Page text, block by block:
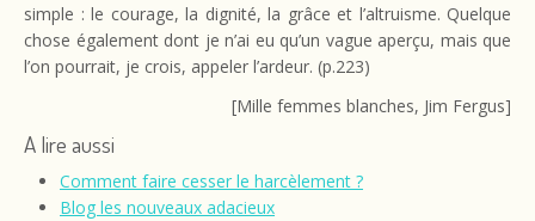
simple : le courage, la dignité, la grâce et l’altruisme. Quelque
chose également dont je n’ai eu qu’un vague aperçu, mais que
l’on pourrait, je crois, appeler l’ardeur. (p.223)
[Mille femmes blanches, Jim Fergus]
A lire aussi
Comment faire cesser le harcèlement ?
Blog les nouveaux adacieux